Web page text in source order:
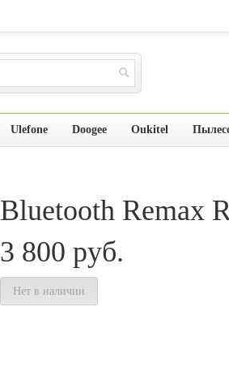
Ulefone Doogee Oukitel
Bluetooth Remax
3 800 руб.
Нет в наличии